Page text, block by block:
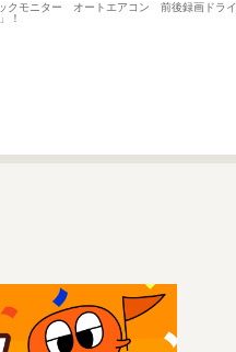
ニター オートエアコン 前後録画ドラ
！